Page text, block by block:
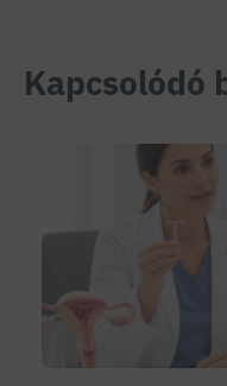
Kapcsolódó